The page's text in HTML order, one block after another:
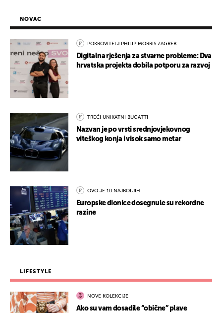
NOVAC
POKROVITELJ PHILIP MORRIS ZAGREB
Digitalna rješenja za stvarne probleme: Dva
hrvatska projekta dobila potporu za razvoj
TREĆI UNIKATNI BUGATTI
Nazvan je po vrsti srednjovjekovnog
viteškog konja i visok samo metar
OVO JE 10 NAJBOLJIH
Europske dionice dosegnule su rekordne
razine
LIFESTYLE
NOVE KOLEKCIJE
Ako su vam dosadile “obične” plave